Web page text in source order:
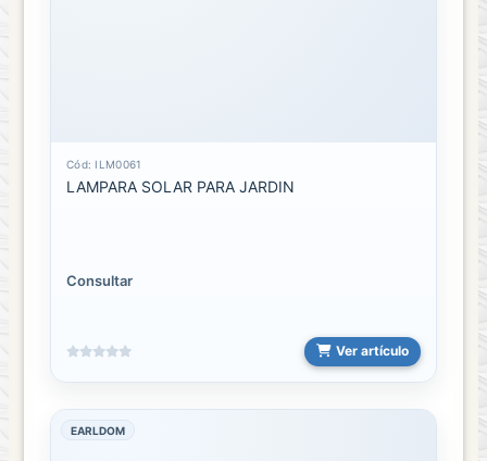
Cód: ILM0061
LAMPARA SOLAR PARA JARDIN
Consultar
Ver artículo
EARLDOM